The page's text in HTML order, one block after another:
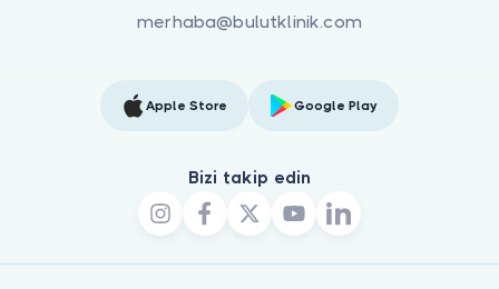
merhaba@bulutklinik.com
Apple Store Google Play
Bizi takip edin